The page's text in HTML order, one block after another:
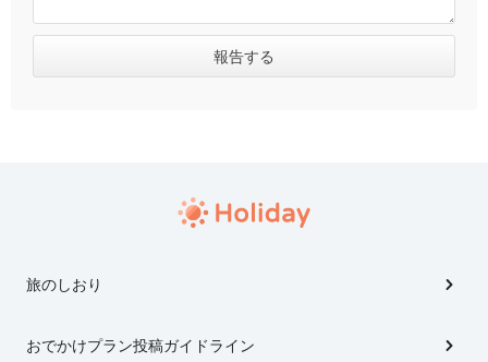
旅のしおり
おでかけプラン投稿ガイドライン